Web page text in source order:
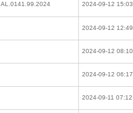
AL.0141.99.2024 2024-09-12 15:03
2024-09-12 12:49
2024-09-12 08:10
2024-09-12 06:17
2024-09-11 07:12